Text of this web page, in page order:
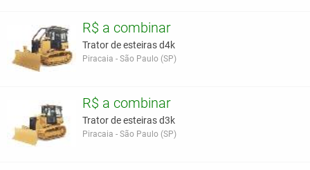
R$ a combinar
Trator de esteiras d4k
Piracaia - São Paulo (SP)
R$ a combinar
Trator de esteiras d3k
Piracaia - São Paulo (SP)